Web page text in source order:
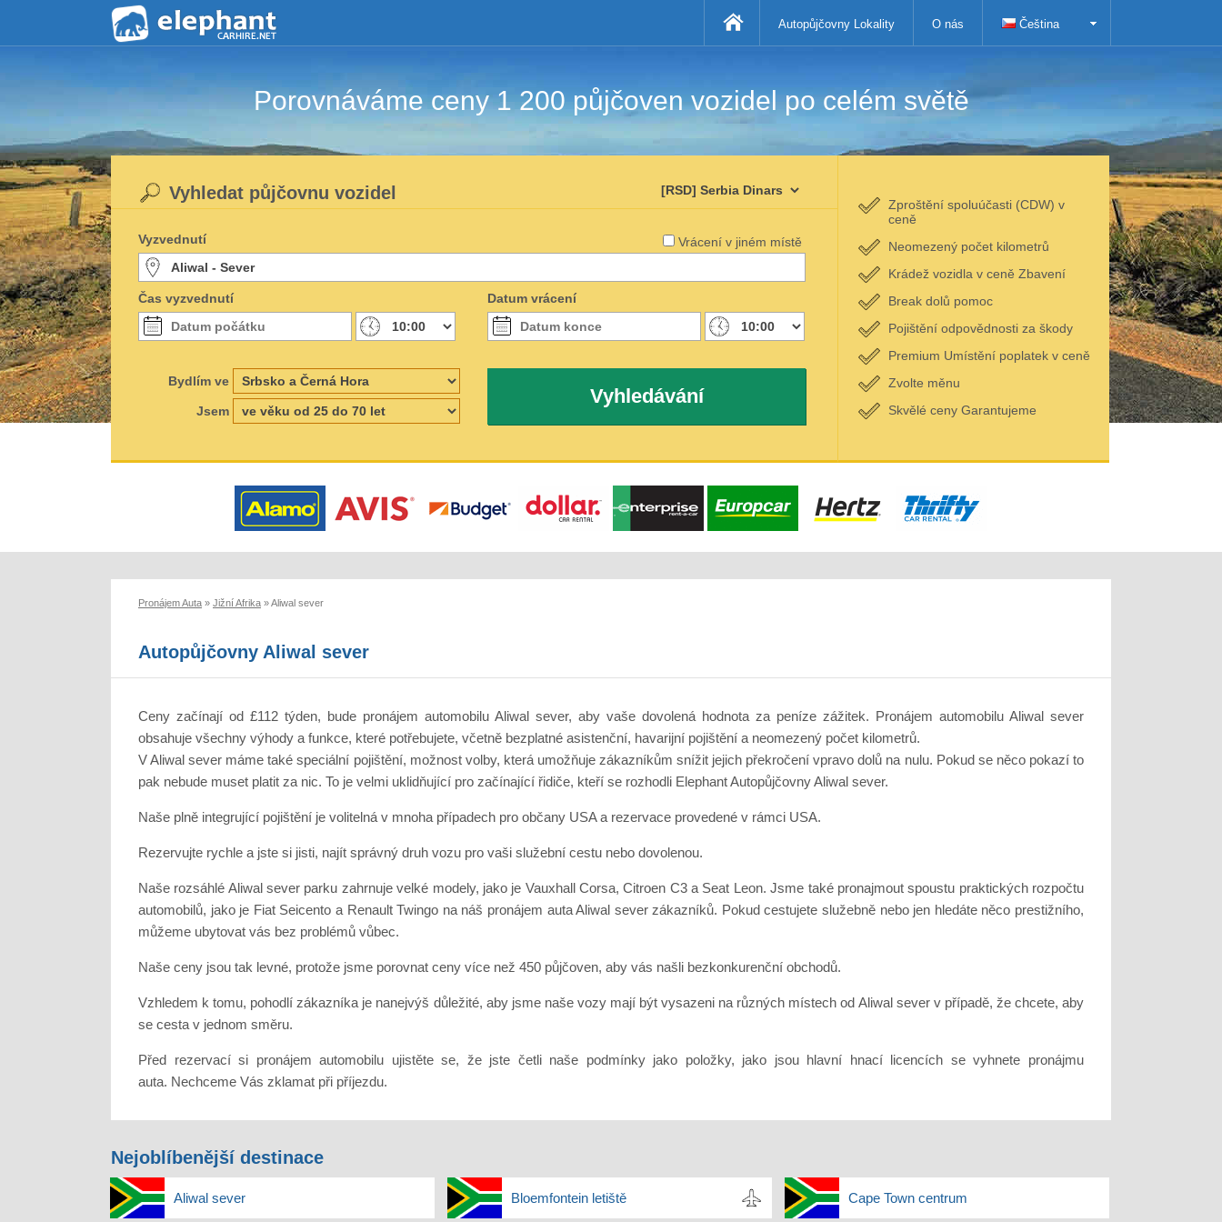
Autopůjčovny Lokality O nás Čeština
Porovnáváme ceny 1 200 půjčoven vozidel po celém světě
Vrácení v jiném místě
Vyhledat půjčovnu vozidel
Vyzvednutí
Čas vyzvednutí Datum vrácení
Bydlím ve
Jsem
Vyhledávání
Zproštění spoluúčasti (CDW) v
ceně
Neomezený počet kilometrů
Krádež vozidla v ceně Zbavení
Break dolů pomoc
Pojištění odpovědnosti za škody
Premium Umístění poplatek v ceně
Zvolte měnu
Skvělé ceny Garantujeme
Pronájem Auta » Jižní Afrika »Aliwal sever
Autopůjčovny Aliwal sever
Ceny začínají od £112 týden, bude pronájem automobilu Aliwal sever, aby vaše dovolená hodnota za peníze zážitek. Pronájem automobilu Aliwal sever
obsahuje všechny výhody a funkce, které potřebujete, včetně bezplatné asistenční, havarijní pojištění a neomezený počet kilometrů.
V Aliwal sever máme také speciální pojištění, možnost volby, která umožňuje zákazníkům snížit jejich překročení vpravo dolů na nulu. Pokud se něco pokazí to
pak nebude muset platit za nic. To je velmi uklidňující pro začínající řidiče, kteří se rozhodli Elephant Autopůjčovny Aliwal sever.
Naše plně integrující pojištění je volitelná v mnoha případech pro občany USA a rezervace provedené v rámci USA.
Rezervujte rychle a jste si jisti, najít správný druh vozu pro vaši služební cestu nebo dovolenou.
Naše rozsáhlé Aliwal sever parku zahrnuje velké modely, jako je Vauxhall Corsa, Citroen C3 a Seat Leon. Jsme také pronajmout spoustu praktických rozpočtu
automobilů, jako je Fiat Seicento a Renault Twingo na náš pronájem auta Aliwal sever zákazníků. Pokud cestujete služebně nebo jen hledáte něco prestižního,
můžeme ubytovat vás bez problémů vůbec.
Naše ceny jsou tak levné, protože jsme porovnat ceny více než 450 půjčoven, aby vás našli bezkonkurenční obchodů.
Vzhledem k tomu, pohodlí zákazníka je nanejvýš důležité, aby jsme naše vozy mají být vysazeni na různých místech od Aliwal sever v případě, že chcete, aby
se cesta v jednom směru.
Před rezervací si pronájem automobilu ujistěte se, že jste četli naše podmínky jako položky, jako jsou hlavní hnací licencích se vyhnete pronájmu
auta. Nechceme Vás zklamat při příjezdu.
Nejoblíbenější destinace
Aliwal sever Bloemfontein letiště Cape Town centrum